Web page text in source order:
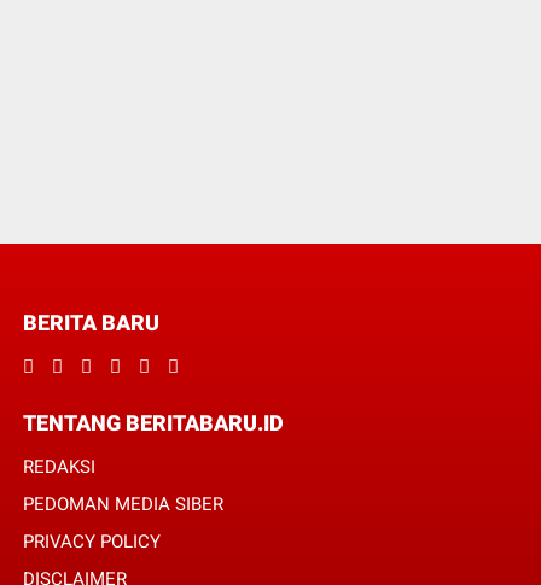
BERITA BARU
TENTANG BERITABARU.ID
REDAKSI
PEDOMAN MEDIA SIBER
PRIVACY POLICY
DISCLAIMER